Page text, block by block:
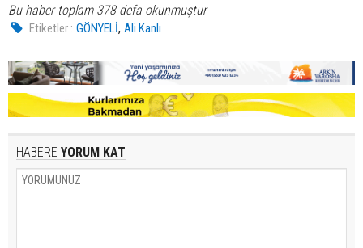
Bu haber toplam 378 defa okunmuştur
Etiketler : GÖNYELİ,Ali Kanlı
HABERE YORUM KAT